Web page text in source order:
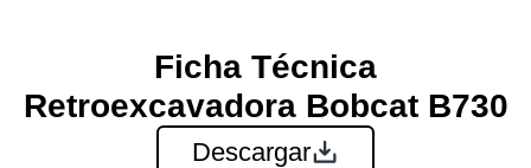
Ficha Técnica
Retroexcavadora Bobcat B730
Descargar